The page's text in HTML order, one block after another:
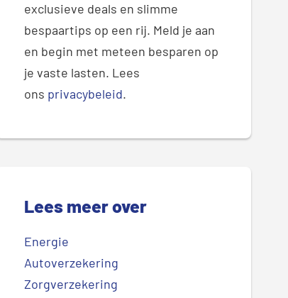
exclusieve deals en slimme
bespaartips op een rij. Meld je aan
en begin met meteen besparen op
je vaste lasten. Lees
ons privacybeleid.
Lees meer over
Energie
Autoverzekering
Zorgverzekering